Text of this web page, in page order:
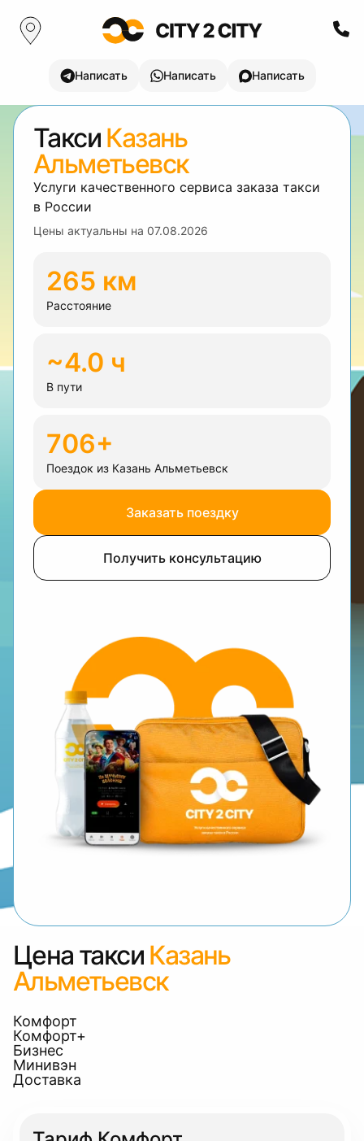
Написать Написать Написать
Такси Казань
Альметьевск
Услуги качественного сервиса заказа такси
в России
Цены актуальны на 07.08.2026
265 км
Расстояние
~4.0 ч
В пути
706+
Поездок из Казань Альметьевск
Заказать поездку
Получить консультацию
Цена такси Казань
Альметьевск
Комфорт
Комфорт+
Бизнес
Минивэн
Доставка